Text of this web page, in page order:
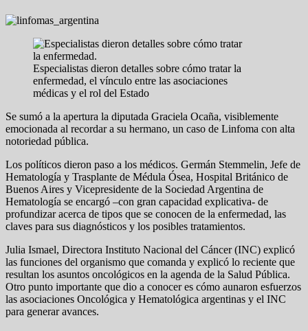
Especialistas dieron detalles sobre cómo tratar la
enfermedad, el vínculo entre las asociaciones
médicas y el rol del Estado
Se sumó a la apertura la diputada Graciela Ocaña, visiblemente
emocionada al recordar a su hermano, un caso de Linfoma con alta
notoriedad pública.
Los políticos dieron paso a los médicos. Germán Stemmelin, Jefe de
Hematología y Trasplante de Médula Ósea, Hospital Británico de
Buenos Aires y Vicepresidente de la Sociedad Argentina de
Hematología se encargó –con gran capacidad explicativa- de
profundizar acerca de tipos que se conocen de la enfermedad, las
claves para sus diagnósticos y los posibles tratamientos.
Julia Ismael, Directora Instituto Nacional del Cáncer (INC) explicó
las funciones del organismo que comanda y explicó lo reciente que
resultan los asuntos oncológicos en la agenda de la Salud Pública.
Otro punto importante que dio a conocer es cómo aunaron esfuerzos
las asociaciones Oncológica y Hematológica argentinas y el INC
para generar avances.